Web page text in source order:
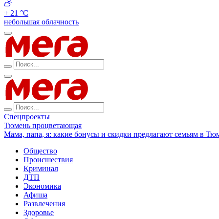
+ 21 °С
небольшая облачность
Спецпроекты
Тюмень процветающая
Мама, папа, я: какие бонусы и скидки предлагают семьям в
Общество
Происшествия
Криминал
ДТП
Экономика
Афиша
Развлечения
Здоровье